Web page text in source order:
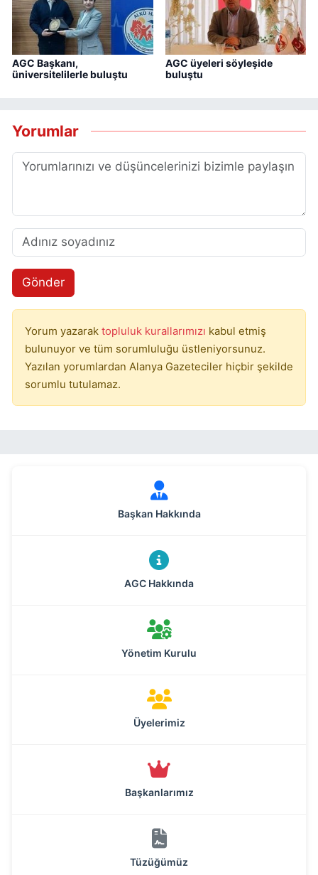
AGC Başkanı,
üniversitelilerle buluştu
AGC üyeleri söyleşide
buluştu
Yorumlar
Gönder
Yorum yazarak topluluk kurallarımızı kabul etmiş
bulunuyor ve tüm sorumluluğu üstleniyorsunuz.
Yazılan yorumlardan Alanya Gazeteciler hiçbir şekilde
sorumlu tutulamaz.
Başkan Hakkında
AGC Hakkında
Yönetim Kurulu
Üyelerimiz
Başkanlarımız
Tüzüğümüz